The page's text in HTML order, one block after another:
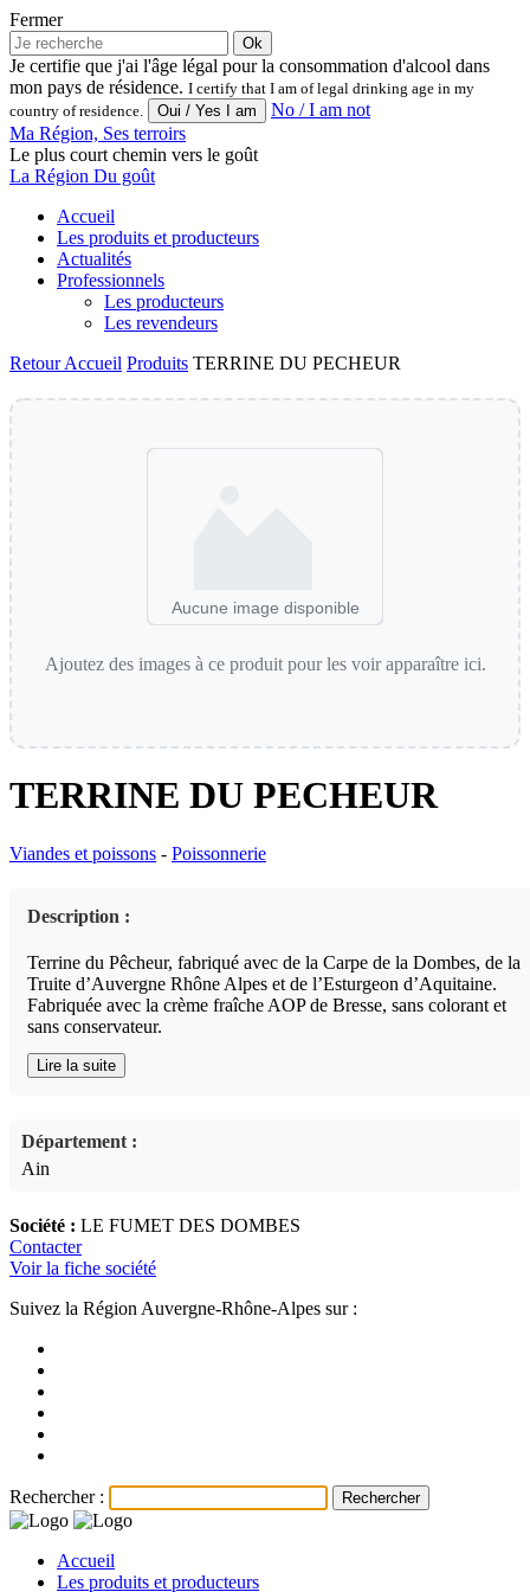
Fermer
Ok
Je certifie que j'ai l'âge légal pour la consommation d'alcool dans
mon pays de résidence. I certify that I am of legal drinking age in my
country of residence.
No / I am not
Ma Région, Ses terroirs
Le plus court chemin vers le goût
La Région Du goût
Accueil
Les produits et producteurs
Actualités
Professionnels
Les producteurs
Les revendeurs
RetourAccueil Produits TERRINE DU PECHEUR
Aucune image disponible
Ajoutez des images à ce produit pour les voir apparaître ici.
TERRINE DU PECHEUR
Viandes et poissons - Poissonnerie
Description :
Terrine du Pêcheur, fabriqué avec de la Carpe de la Dombes, de la
Truite d’Auvergne Rhône Alpes et de l’Esturgeon d’Aquitaine.
Fabriquée avec la crème fraîche AOP de Bresse, sans colorant et
sans conservateur.
Lire la suite
Département :
Ain
Société : LE FUMET DES DOMBES
Contacter
Voir la fiche société
Suivez la Région Auvergne-Rhône-Alpes sur :
Rechercher :
Accueil
Les produits et producteurs